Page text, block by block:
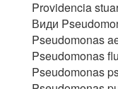
Providencia
Види
Pseudomonas
Pseudomonas
Pseudomonas